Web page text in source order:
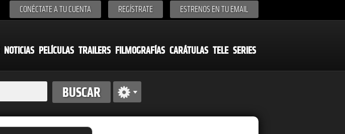
CONÉCTATE A TU CUENTA REGÍSTRATE ESTRENOS EN TU EMAIL
NOTICIAS PELÍCULAS TRAILERS FILMOGRAFÍAS CARÁTULAS TELE SERIES